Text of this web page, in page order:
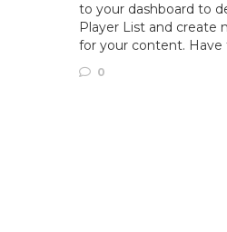
to your dashboard to
Player List and create
for your content. Have
0